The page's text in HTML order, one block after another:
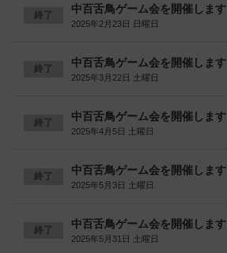
終了 中百舌鳥ゲーム会を開催します
2025年2月23日 日曜日
終了 中百舌鳥ゲーム会を開催します
2025年3月22日 土曜日
終了 中百舌鳥ゲーム会を開催します
2025年4月5日 土曜日
終了 中百舌鳥ゲーム会を開催します
2025年5月3日 土曜日
終了 中百舌鳥ゲーム会を開催します
2025年5月31日 土曜日